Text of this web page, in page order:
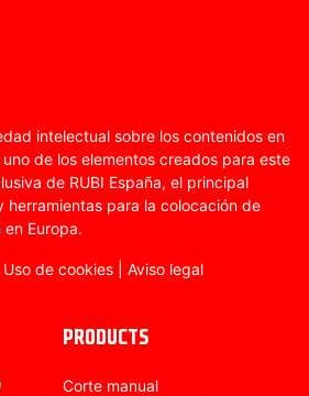
intelectual sobre los contenidos en
de los elementos creados para este
de RUBI España, el principal
para la colocación de
Europa.
Uso de cookies Aviso legal
PRODUCTS
Corte manual